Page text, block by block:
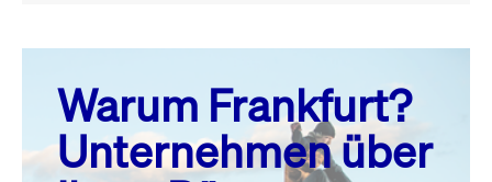
August 26
MO. DI. MI. DO. FR. SA. SO.
1
2
Warum Frankfurt?
Unternehmen über